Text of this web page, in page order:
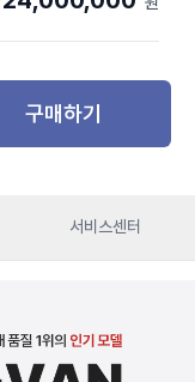
구매하기
서비스센터